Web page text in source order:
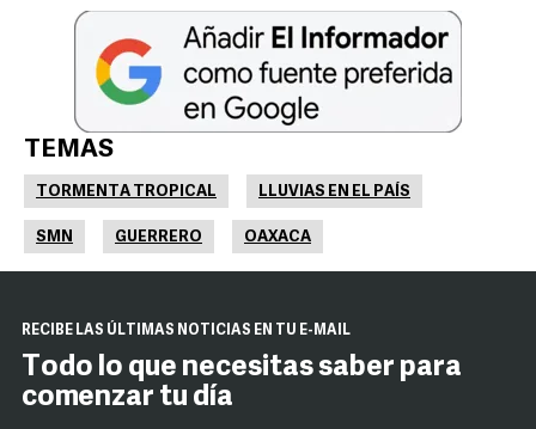
TEMAS
TORMENTA TROPICAL LLUVIAS EN EL PAÍS
SMN GUERRERO OAXACA
RECIBE LAS ÚLTIMAS NOTICIAS EN TU E-MAIL
Todo lo que necesitas saber para
comenzar tu día